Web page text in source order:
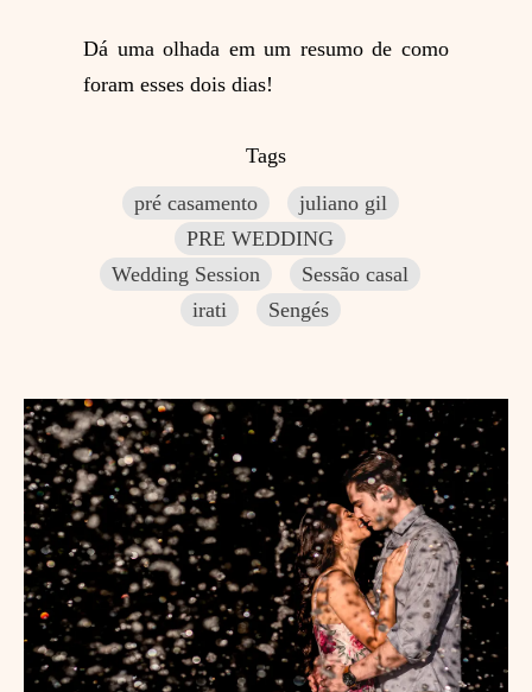
Dá uma olhada em um resumo de como
foram esses dois dias!
Tags
pré casamento
juliano gil
PRE WEDDING
Wedding Session
Sessão casal
irati
Sengés